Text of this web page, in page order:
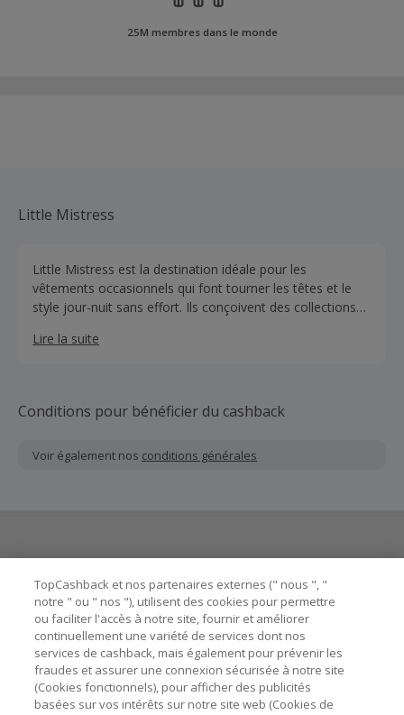
25M membres dans le monde
Little Mistress
Little Mistress est la destination idéale pour les
vêtements occasionnels qui font tourner les têtes et le
style jour-nuit sans effort. Ils conçoivent des collections
l'accent sur les tissus de haute qualité pour vous
Lire la suite
Conditions pour bénéficier du cashback
Voir également nos conditions générales
Astuces pour économiser
A propos de
TopCashback et nos partenaires externes (" nous ", "
notre " ou " nos "), utilisent des cookies pour permettre
ou faciliter l'accès à notre site, fournir et améliorer
continuellement une variété de services dont nos
services de cashback, mais également pour prévenir les
fraudes et assurer une connexion sécurisée à notre site
(Cookies fonctionnels), pour afficher des publicités
basées sur vos intérêts sur notre site web (Cookies de